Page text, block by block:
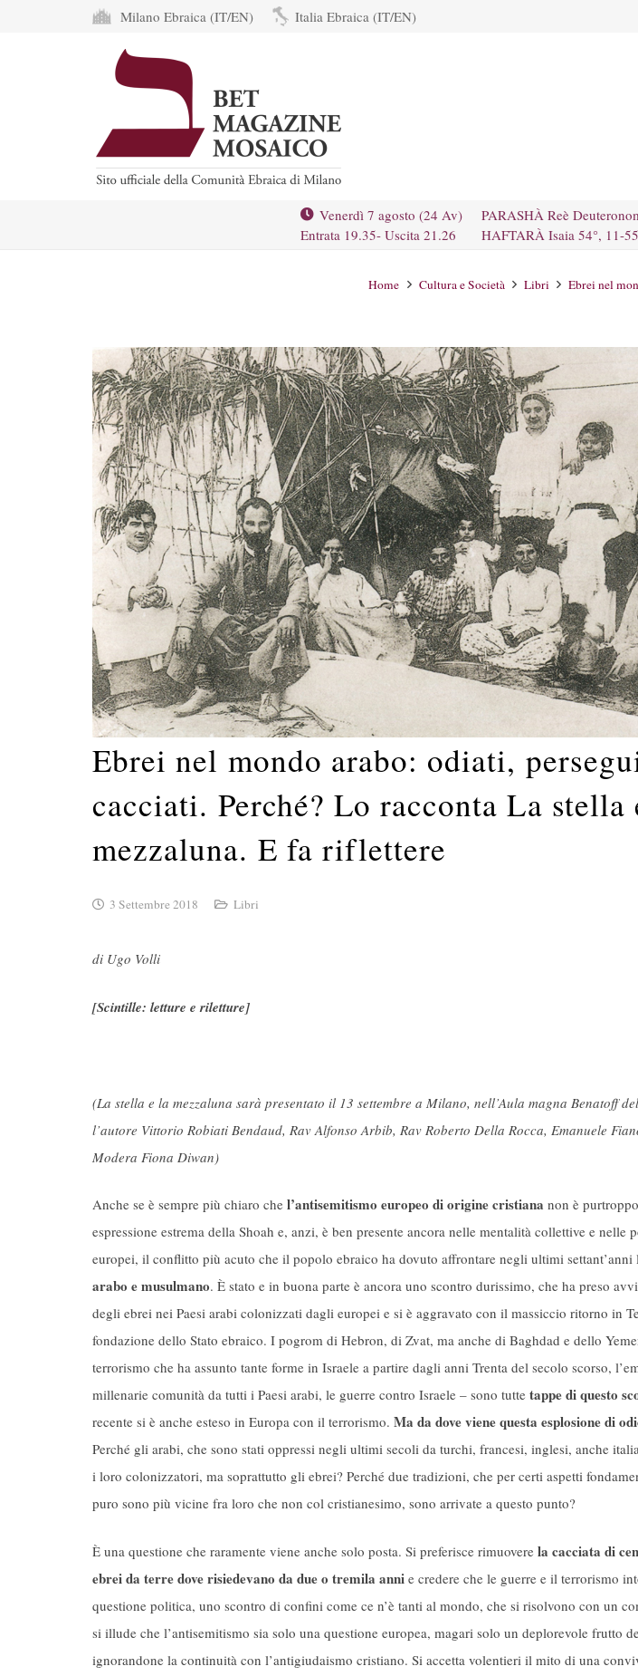
Milano Ebraica (IT/EN) Italia Ebraica (IT/EN)
Venerdì 7 agosto (24 Av)
Entrata 19.35- Uscita 21.26
PARASHÀ Reè
HAFTARÀ Isaia 54°, 11-
Home Cultura e Società Libri Ebrei nel
Ebrei nel mondo arabo: odiati,
cacciati. Perché? Lo racconta La stella
mezzaluna. E fa riflettere
3 Settembre 2018 Libri
di Ugo Volli
[Scintille: letture e riletture]
(La stella e la mezzaluna sarà presentato il 13 settembre a Milano, nell’Aula magna Benatoff
l’autore Vittorio Robiati Bendaud, Rav Alfonso Arbib, Rav Roberto Della Rocca, Emanuele
Modera Fiona Diwan)
Anche se è sempre più chiaro che l’antisemitismo europeo di origine cristiana non è
espressione estrema della Shoah e, anzi, è ben presente ancora nelle mentalità collettive e nelle
europei, il conflitto più acuto che il popolo ebraico ha dovuto affrontare negli ultimi settant’anni
arabo e musulmano. È stato e in buona parte è ancora uno scontro durissimo, che ha preso
degli ebrei nei Paesi arabi colonizzati dagli europei e si è aggravato con il massiccio ritorno in
fondazione dello Stato ebraico. I pogrom di Hebron, di Zvat, ma anche di Baghdad e dello
terrorismo che ha assunto tante forme in Israele a partire dagli anni Trenta del secolo scorso,
millenarie comunità da tutti i Paesi arabi, le guerre contro Israele – sono tutte tappe di questo
recente si è anche esteso in Europa con il terrorismo. Ma da dove viene questa esplosione di
Perché gli arabi, che sono stati oppressi negli ultimi secoli da turchi, francesi, inglesi, anche
i loro colonizzatori, ma soprattutto gli ebrei? Perché due tradizioni, che per certi aspetti
puro sono più vicine fra loro che non col cristianesimo, sono arrivate a questo punto?
È una questione che raramente viene anche solo posta. Si preferisce rimuovere la cacciata di
ebrei da terre dove risiedevano da due o tremila anni e credere che le guerre e il terrorismo
questione politica, uno scontro di confini come ce n’è tanti al mondo, che si risolvono con un
si illude che l’antisemitismo sia solo una questione europea, magari solo un deplorevole frutto
ignorandone la continuità con l’antigiudaismo cristiano. Si accetta volentieri il mito di una